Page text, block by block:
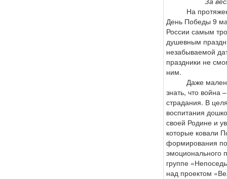
На
День Победы 9
России самым
душевным
незабываемой
праздники не
ним.
Даже
знать, что война
страдания. В
воспитания
своей Родине и
которые ковали
формирования
эмоционального
группе
над проектом